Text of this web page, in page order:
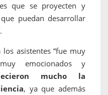
que se proyecten y
puedan desarrollar
asistentes “fue muy
emocionados y
mucho la
, ya que además